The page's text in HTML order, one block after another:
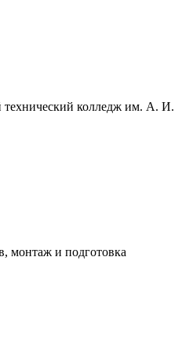
технический колледж им. А. И.
монтаж и подготовка